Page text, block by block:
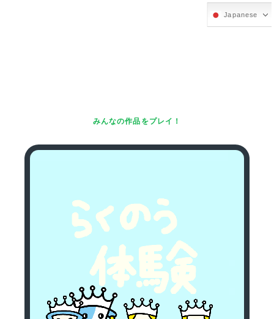
Japanese
みんなの作品をプレイ！